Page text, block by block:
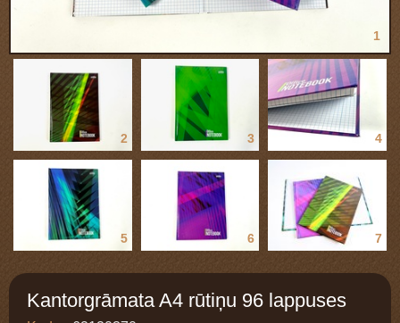
1
2 3 4
5 6 7
Kantorgrāmata A4 rūtiņu 96 lappuses